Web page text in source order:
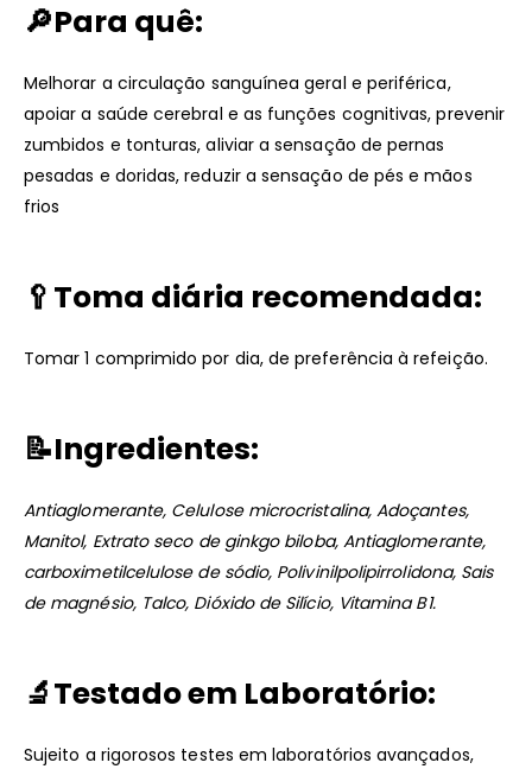
🔎Para quê:
Melhorar a circulação sanguínea geral e periférica,
apoiar a saúde cerebral e as funções cognitivas, prevenir
zumbidos e tonturas, aliviar a sensação de pernas
pesadas e doridas, reduzir a sensação de pés e mãos
frios
🥄 Toma diária recomendada:
Tomar 1 comprimido por dia, de preferência à refeição.
📝Ingredientes:
Antiaglomerante, Celulose microcristalina, Adoçantes,
Manitol, Extrato seco de ginkgo biloba, Antiaglomerante,
carboximetilcelulose de sódio, Polivinilpolipirrolidona, Sais
de magnésio, Talco, Dióxido de Silício, Vitamina B1.
🔬Testado em Laboratório:
Sujeito a rigorosos testes em laboratórios avançados,